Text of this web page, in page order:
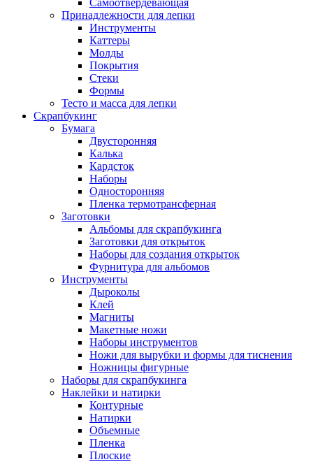
Самоотвердевающая
Принадлежности для лепки
Инструменты
Каттеры
Молды
Покрытия
Стеки
Формы
Тесто и масса для лепки
Скрапбукинг
Бумага
Двусторонняя
Калька
Кардсток
Наборы
Односторонняя
Пленка термотрансферная
Заготовки
Альбомы для скрапбукинга
Заготовки для открыток
Наборы для создания открыток
Фурнитура для альбомов
Инструменты
Дыроколы
Клей
Магниты
Макетные ножи
Наборы инструментов
Ножи для вырубки и формы для тиснения
Ножницы фигурные
Наборы для скрапбукинга
Наклейки и натирки
Контурные
Натирки
Объемные
Пленка
Плоские